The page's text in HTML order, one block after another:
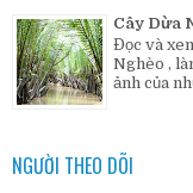
Cây Dừa
Đọc và
Nghèo ,
ảnh của
NGƯỜI THEO DÕI